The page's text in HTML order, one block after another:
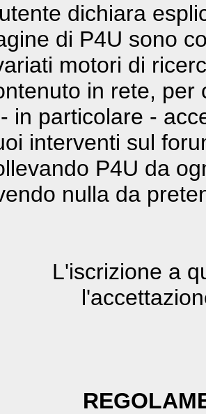
dichiara
di P4U sono
motori di
in rete, per
in particolare -
interventi sul
P4U da
nulla da
L'iscrizione a